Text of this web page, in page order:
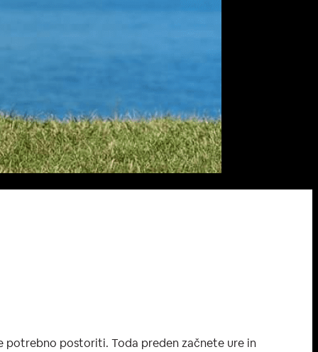
potrebno postoriti. Toda preden začnete ure in